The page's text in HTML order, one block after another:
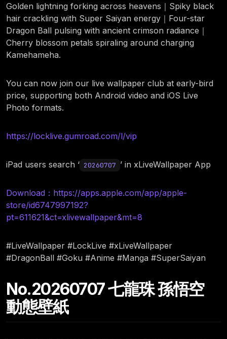
Golden lightning forking across heavens｜Spiky black
hair crackling with Super Saiyan energy｜Four-star
Dragon Ball pulsing with ancient crimson radiance｜
Cherry blossom petals spiraling around charging
Kamehameha.
You can now join our live wallpaper club at early-bird
price, supporting both Android video and iOS Live
Photo formats.
https://locklive.gumroad.com/l/vip
iPad users search ‘ 20260707 ’ in xLiveWallpaper App
Download：https://apps.apple.com/app/apple-
store/id6747997192?
pt=611621&ct=xlivewallpaper&mt=8
#LiveWallpaper #LockLive #xLiveWallpaper
#DragonBall #Goku #Anime #Manga #SuperSaiyan
No.20260707 七龍珠 孫悟空
動態壁紙